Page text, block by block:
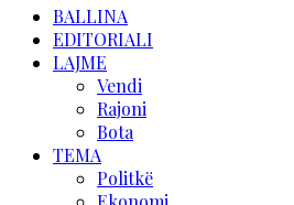
BALLINA
EDITORIALI
LAJME
Vendi
Rajoni
Bota
TEMA
Politkë